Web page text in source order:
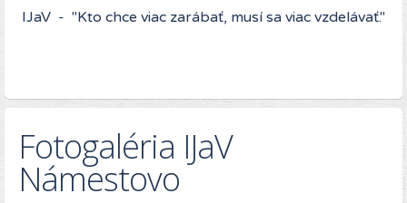
IJaV - "Kto chce viac zarábať, musí sa viac vzdelávať."
Fotogaléria IJaV
Námestovo